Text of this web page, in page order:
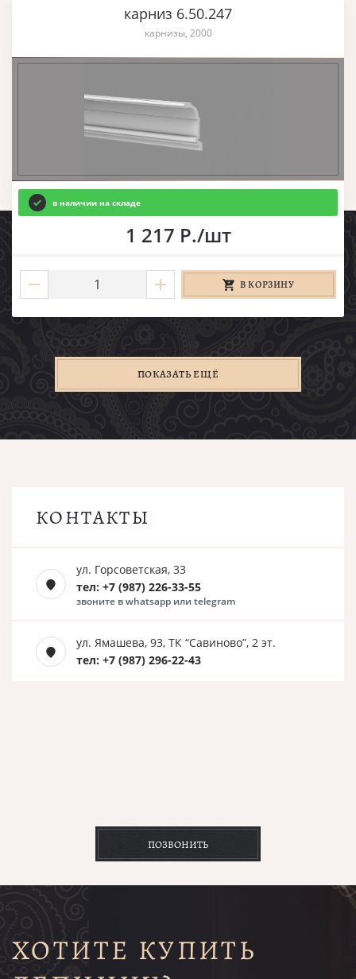
карниз 6.50.247
карнизы, 2000
в наличии на складе
1 217 Р./шт
В КОРЗИНУ
ПОКАЗАТЬ ЕЩЁ
КОНТАКТЫ
ул. Горсоветская, 33
тел: +7 (987) 226-33-55
звоните в whatsapp или telegram
ул. Ямашева, 93, ТК “Савиново”, 2 эт.
тел: +7 (987) 296-22-43
ПОЗВОНИТЬ
ХОТИТЕ КУПИТЬ